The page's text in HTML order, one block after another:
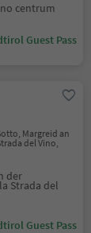
centrum
Guest Pass
Margreid an
del Vino,
der
Strada del
Guest Pass